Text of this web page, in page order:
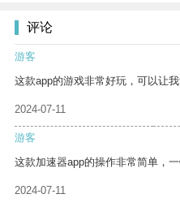
评论
游客
这款app的游戏非常好玩，可以让我
2024-07-11
游客
这款加速器app的操作非常简单，
2024-07-11